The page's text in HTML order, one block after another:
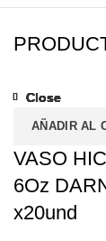
AÑADIR AL
Close
VASO
6Oz
x20und
Close
Close
Close
Close
Close
Close
Close